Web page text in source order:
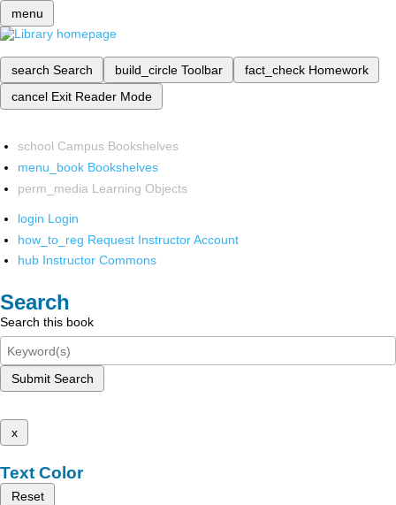
menu
search Search build_circle Toolbar fact_check Homework
cancel Exit Reader Mode
school Campus Bookshelves
menu_book Bookshelves
perm_media Learning Objects
login Login
how_to_reg Request Instructor Account
hub Instructor Commons
Search
Search this book
Submit Search
x
Text Color
Reset